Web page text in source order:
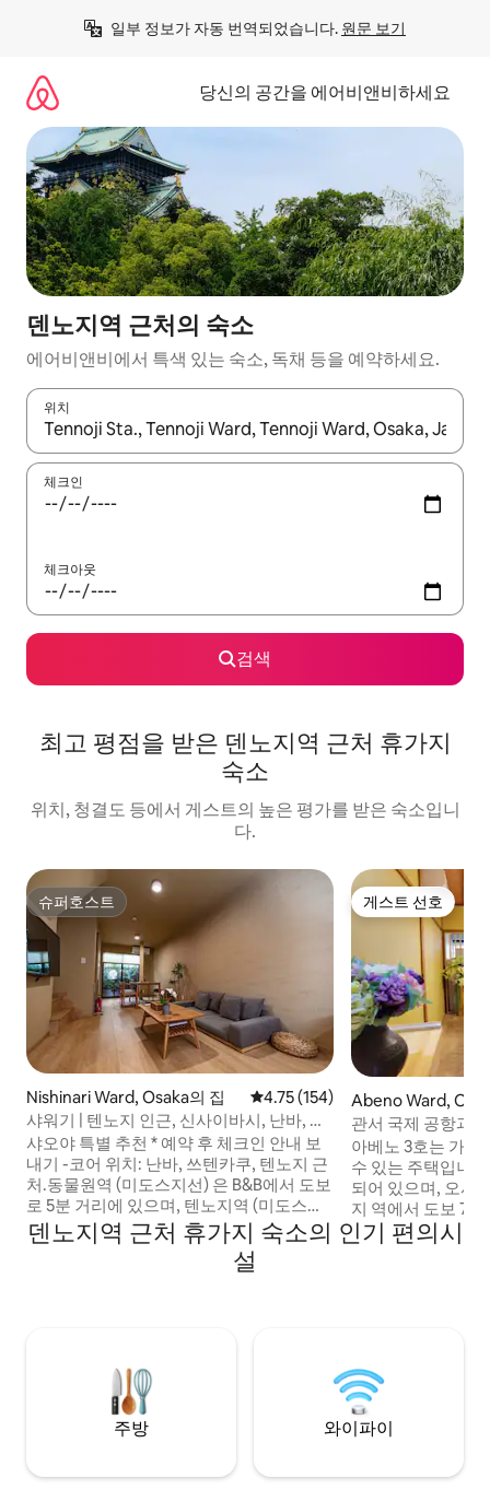
일부 정보가 자동 번역되었습니다. 원문 보기
당신의 공간을 에어비앤비하세요
덴노지역 근처의 숙소
에어비앤비에서 특색 있는 숙소, 독채 등을 예약하세요.
위치
결과가 나오면 위·아래 화살표 키를 사용하거나 터치 또는 스와이
체크인
체크아웃
검색
최고 평점을 받은 덴노지역 근처 휴가지
숙소
위치, 청결도 등에서 게스트의 높은 평가를 받은 숙소입니
다.
슈퍼호스트
슈퍼호스트
Nishinari Ward, Osaka의 집 평점 4.75점(5점 만점), 후기 154
4.75 (154)
샤워기 | 텐노지 인근, 신사이바시, 난바, 우
메다까지 직행 | 동물원 앞역 5분, 신임미야
역 10분 | 패밀리룸 | 일본식 단독주택
샤오야 특별 추천 * 예약 후 체크인 안내 보
내기 -코어 위치: 난바, 쓰텐카쿠, 텐노지 근
처.동물원역 (미도스지선) 은 B&B에서 도보
로 5분 거리에 있으며, 텐노지역 (미도스지
선) 은 텐노지역 (미도스지선) 에서 도보로
8분 거리에 있습니다.동물원역에서 미도스
지선을 타면 지하철을 타고 텐노지, 난바, 신
- 전용 유형: 53 플랫 전체 인테리어 크기, 침
실 2개, 거실 1개, 오픈 플랜 주방, 전용 욕실,
친밀한 긴 휴가를 즐길 수 있으며, 최대 4명
까지 숙박할 수 있습니다.오사카에서 머물
으로 사용하실 수 있습니다. 이 공간을 다른
게스트 선호
게스트 선호
Abeno Ward,
관서 국제 공항과
METRO 텐노지역
아베노 3호는 가족
수 있는 주택입니
되어 있으며, 오사
지 역에서 도보 7
리나 난바 지역까
됩니다. USJ나 오
지 지역 : 아베노
몰, 레스토랑, 주
의 넓은 3LDK ★
스템 주방 완비 ★
와 같은 인터넷 동
덴노지역 근처 휴가지 숙소의 인기 편의시
설
주방 와이파이